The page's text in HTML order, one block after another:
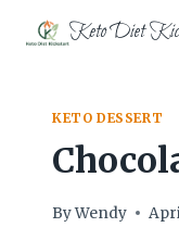
Keto Diet
KETO DESSERT
ByWendy